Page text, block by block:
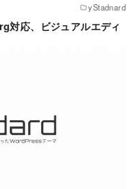
yStadnard
応、ビジュアルエディ